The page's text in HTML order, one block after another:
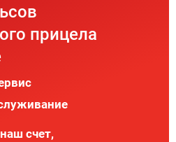
прицела
счет,